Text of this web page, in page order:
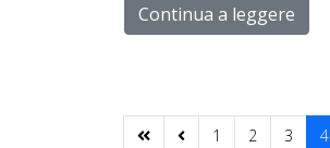
Continua a leggere
1 2 3 4